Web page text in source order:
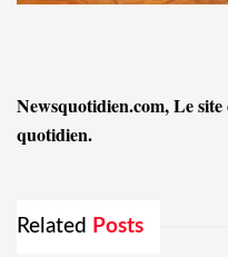
Newsquotidien.com, Le
quotidien.
Related Posts